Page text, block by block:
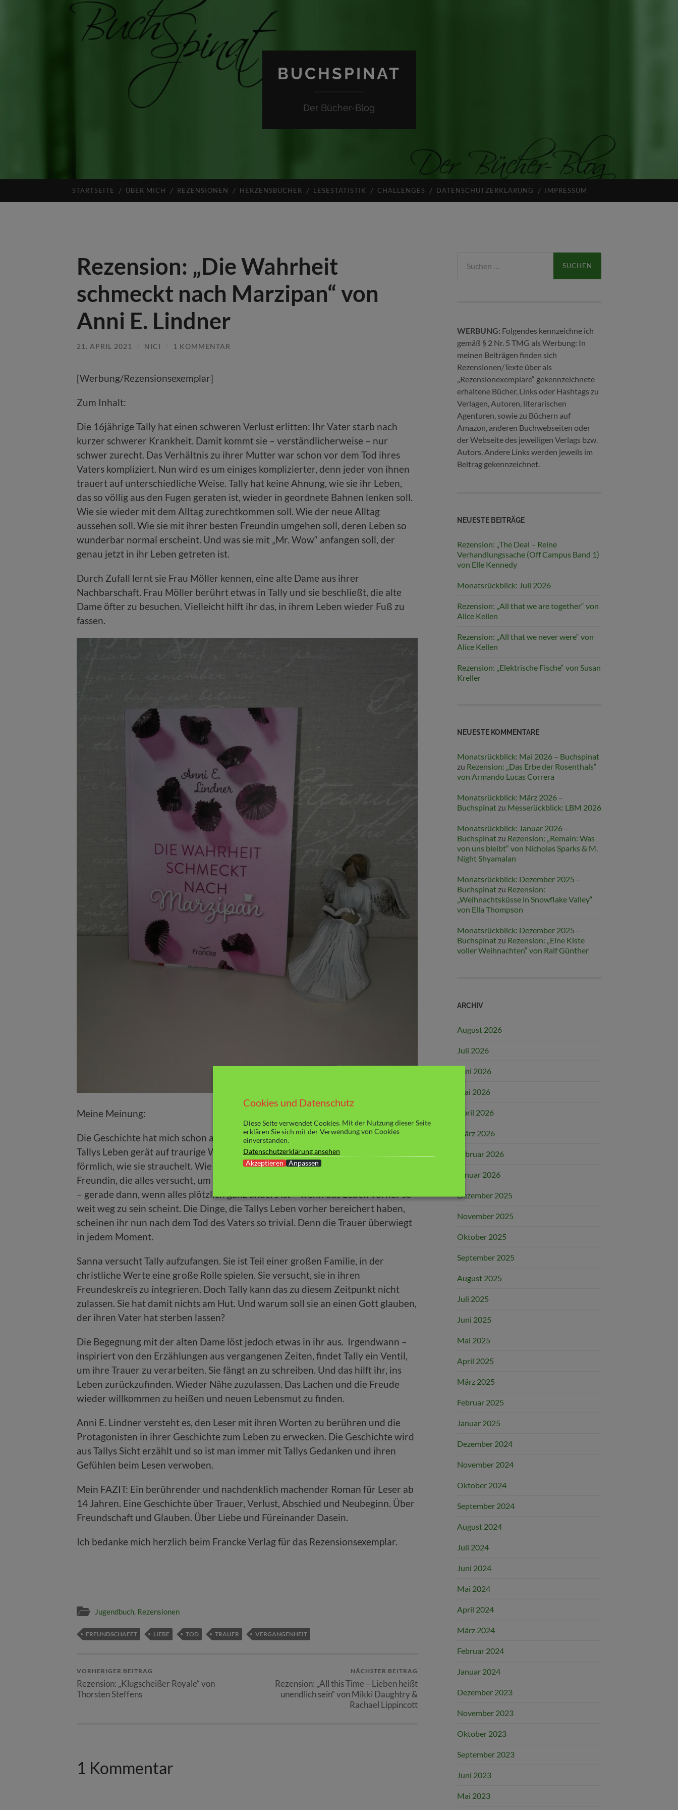
BUCHSPINAT
Der Bücher-Blog
STARTSEITE ÜBER MICH REZENSIONEN HERZENSBÜCHER LESESTATISTIK CHALLENGES DATENSCHUTZERKLÄRUNG IMPRESSUM
Rezension: „Die Wahrheit
schmeckt nach Marzipan“ von
Anni E. Lindner
21. APRIL 2021 NICI 1 KOMMENTAR
[Werbung/Rezensionsexemplar]
Zum Inhalt:
Die 16jährige Tally hat einen schweren Verlust erlitten: Ihr Vater starb nach
kurzer schwerer Krankheit. Damit kommt sie – verständlicherweise – nur
schwer zurecht. Das Verhältnis zu ihrer Mutter war schon vor dem Tod ihres
Vaters kompliziert. Nun wird es um einiges komplizierter, denn jeder von ihnen
trauert auf unterschiedliche Weise. Tally hat keine Ahnung, wie sie ihr Leben,
das so völlig aus den Fugen geraten ist, wieder in geordnete Bahnen lenken soll.
Wie sie wieder mit dem Alltag zurechtkommen soll. Wie der neue Alltag
aussehen soll. Wie sie mit ihrer besten Freundin umgehen soll, deren Leben so
wunderbar normal erscheint. Und was sie mit „Mr. Wow“ anfangen soll, der
genau jetzt in ihr Leben getreten ist.
Durch Zufall lernt sie Frau Möller kennen, eine alte Dame aus ihrer
Nachbarschaft. Frau Möller berührt etwas in Tally und sie beschließt, die alte
Dame öfter zu besuchen. Vielleicht hilft ihr das, in ihrem Leben wieder Fuß zu
fassen.
Meine Meinung:
Die Geschichte hat mich schon auf den ersten Seiten zum Weinen gebracht.
Tallys Leben gerät auf traurige Weise aus den Fugen und man spürt beim Lesen
förmlich, wie sie strauchelt. Wie sie sich alleine fühlt, trotz ihrer besten
Freundin, die alles versucht, um für Tally da zu sein. Manchmal ist das schwierig
– gerade dann, wenn alles plötzlich ganz anders ist – wenn das Leben vorher so
weit weg zu sein scheint. Die Dinge, die Tallys Leben vorher bereichert haben,
scheinen ihr nun nach dem Tod des Vaters so trivial. Denn die Trauer überwiegt
in jedem Moment.
Sanna versucht Tally aufzufangen. Sie ist Teil einer großen Familie, in der
christliche Werte eine große Rolle spielen. Sie versucht, sie in ihren
Freundeskreis zu integrieren. Doch Tally kann das zu diesem Zeitpunkt nicht
zulassen. Sie hat damit nichts am Hut. Und warum soll sie an einen Gott glauben,
der ihren Vater hat sterben lassen?
Die Begegnung mit der alten Dame löst jedoch etwas in ihr aus. Irgendwann –
inspiriert von den Erzählungen aus vergangenen Zeiten, findet Tally ein Ventil,
um ihre Trauer zu verarbeiten. Sie fängt an zu schreiben. Und das hilft ihr, ins
Leben zurückzufinden. Wieder Nähe zuzulassen. Das Lachen und die Freude
wieder willkommen zu heißen und neuen Lebensmut zu finden.
Anni E. Lindner versteht es, den Leser mit ihren Worten zu berühren und die
Protagonisten in ihrer Geschichte zum Leben zu erwecken. Die Geschichte wird
aus Tallys Sicht erzählt und so ist man immer mit Tallys Gedanken und ihren
Gefühlen beim Lesen verwoben.
Mein FAZIT: Ein berührender und nachdenklich machender Roman für Leser ab
14 Jahren. Eine Geschichte über Trauer, Verlust, Abschied und Neubeginn. Über
Freundschaft und Glauben. Über Liebe und Füreinander Dasein.
Ich bedanke mich herzlich beim Francke Verlag für das Rezensionsexemplar.
Jugendbuch, Rezensionen
FREUNDSCHAFFT LIEBE TOD TRAUER VERGANGENHEIT
VORHERIGER BEITRAG
Rezension: „Klugscheißer Royale“ von
Thorsten Steffens
NÄCHSTER BEITRAG
Rezension: „All this Time – Lieben heißt
unendlich sein“ von Mikki Daughtry &
Rachael Lippincott
1 Kommentar
nach:
WERBUNG: Folgendes kennzeichne ich
gemäß § 2 Nr. 5 TMG als Werbung: In
meinen Beiträgen finden sich
Rezensionen/Texte über als
„Rezensionexemplare“ gekennzeichnete
erhaltene Bücher, Links oder Hashtags zu
Verlagen, Autoren, literarischen
Agenturen, sowie zu Büchern auf
Amazon, anderen Buchwebseiten oder
der Webseite des jeweiligen Verlags bzw.
Autors. Andere Links werden jeweils im
Beitrag gekennzeichnet.
NEUESTE BEITRÄGE
Rezension: „The Deal – Reine
Verhandlungssache (Off Campus Band 1)
von Elle Kennedy
Monatsrückblick: Juli 2026
Rezension: „All that we are together“ von
Alice Kellen
Rezension: „All that we never were“ von
Alice Kellen
Rezension: „Elektrische Fische“ von Susan
Kreller
NEUESTE KOMMENTARE
Monatsrückblick: Mai 2026 – Buchspinat
zu Rezension: „Das Erbe der Rosenthals“
von Armando Lucas Correra
Monatsrückblick: März 2026 –
Buchspinat zu Messerückblick: LBM 2026
Monatsrückblick: Januar 2026 –
Buchspinat zu Rezension: „Remain: Was
von uns bleibt“ von Nicholas Sparks & M.
Night Shyamalan
Monatsrückblick: Dezember 2025 –
Buchspinat zu Rezension:
„Weihnachtsküsse in Snowflake Valley“
von Ella Thompson
Monatsrückblick: Dezember 2025 –
Buchspinat zu Rezension: „Eine Kiste
voller Weihnachten“ von Ralf Günther
ARCHIV
August 2026
Juli 2026
Juni 2026
Mai 2026
April 2026
März 2026
Februar 2026
Januar 2026
Dezember 2025
November 2025
Oktober 2025
September 2025
August 2025
Juli 2025
Juni 2025
Mai 2025
April 2025
März 2025
Februar 2025
Januar 2025
Dezember 2024
November 2024
Oktober 2024
September 2024
August 2024
Juli 2024
Juni 2024
Mai 2024
April 2024
März 2024
Februar 2024
Januar 2024
Dezember 2023
November 2023
Oktober 2023
September 2023
Juni 2023
Mai 2023
Cookies und Datenschutz
Diese Seite verwendet Cookies. Mit der Nutzung dieser Seite
erklären Sie sich mit der Verwendung von Cookies
einverstanden.
Datenschutzerklärung ansehen
Akzeptieren
Anpassen